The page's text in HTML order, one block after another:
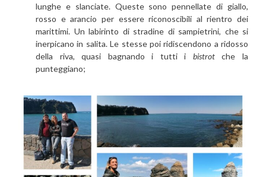
lunghe e slanciate. Queste sono pennellate di giallo,
rosso e arancio per essere riconoscibili al rientro dei
marittimi. Un labirinto di stradine di sampietrini, che si
inerpicano in salita. Le stesse poi ridiscendono a ridosso
della riva, quasi bagnando i tutti i bistrotche la
punteggiano;